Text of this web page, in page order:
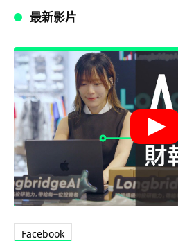
最新影片
Facebook